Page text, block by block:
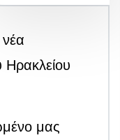
Ηρακλείου
μας